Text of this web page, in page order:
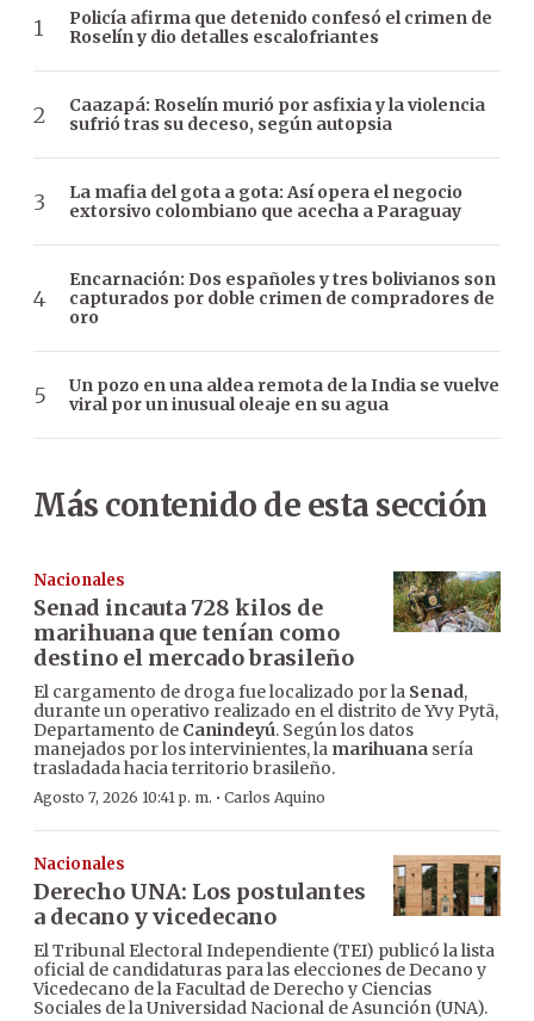
Policía afirma que detenido confesó el crimen de
Roselín y dio detalles escalofriantes
Caazapá: Roselín murió por asfixia y la violencia
sufrió tras su deceso, según autopsia
La mafia del gota a gota: Así opera el negocio
extorsivo colombiano que acecha a Paraguay
Encarnación: Dos españoles y tres bolivianos son
capturados por doble crimen de compradores de
oro
Un pozo en una aldea remota de la India se vuelve
viral por un inusual oleaje en su agua
Más contenido de esta sección
Nacionales
Senad incauta 728 kilos de
marihuana que tenían como
destino el mercado brasileño
El cargamento de droga fue localizado por la Senad,
durante un operativo realizado en el distrito de Yvy Pytã,
Departamento de Canindeyú. Según los datos
manejados por los intervinientes, la marihuana sería
trasladada hacia territorio brasileño.
Agosto 7, 2026 10:41 p. m. · Carlos Aquino
Nacionales
Derecho UNA: Los postulantes
a decano y vicedecano
El Tribunal Electoral Independiente (TEI) publicó la lista
oficial de candidaturas para las elecciones de Decano y
Vicedecano de la Facultad de Derecho y Ciencias
Sociales de la Universidad Nacional de Asunción (UNA).